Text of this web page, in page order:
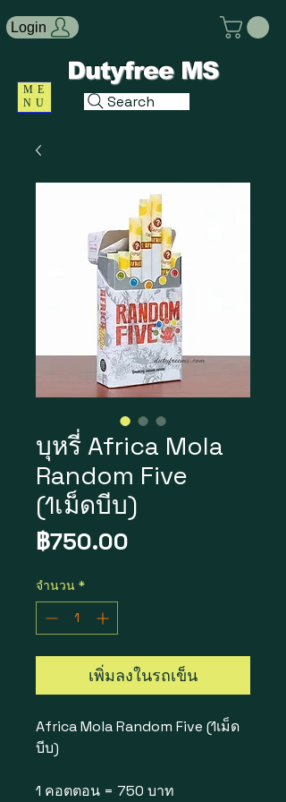
ME
NU
Search
Login
Dutyfree MS
บุหรี่ Africa Mola
Random Five
(1เม็ดบีบ)
฿750.00
จำนวน *
เพิ่มลงในรถเข็น
Africa Mola Random Five (1เม็ด
บีบ)
1 คอตตอน = 750 บาท